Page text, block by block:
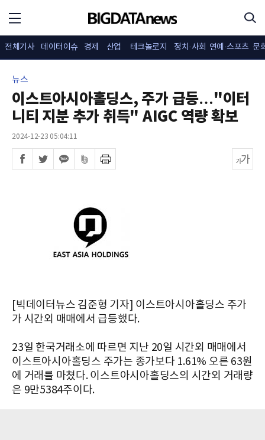
전체기사 데이터이슈 경제 산업 테크놀로지 정치·사회 연예·스포츠 문
뉴스
이스트아시아홀딩스, 주가 급등…"이터
니티 지분 추가 취득" AIGC 역량 확보
2024-12-23 05:04:11
[빅데이터뉴스 김준형 기자] 이스트아시아홀딩스 주가
가 시간외 매매에서 급등했다.
23일 한국거래소에 따르면 지난 20일 시간외 매매에서
이스트아시아홀딩스 주가는 종가보다 1.61% 오른 63원
에 거래를 마쳤다. 이스트아시아홀딩스의 시간외 거래량
은 9만5384주이다.